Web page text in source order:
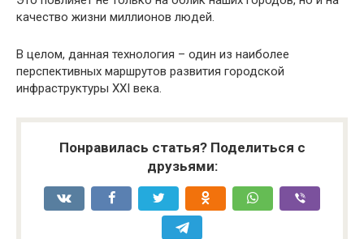
качество жизни миллионов людей.
В целом, данная технология – один из наиболее
перспективных маршрутов развития городской
инфраструктуры XXI века.
Понравилась статья? Поделиться с
друзьями: